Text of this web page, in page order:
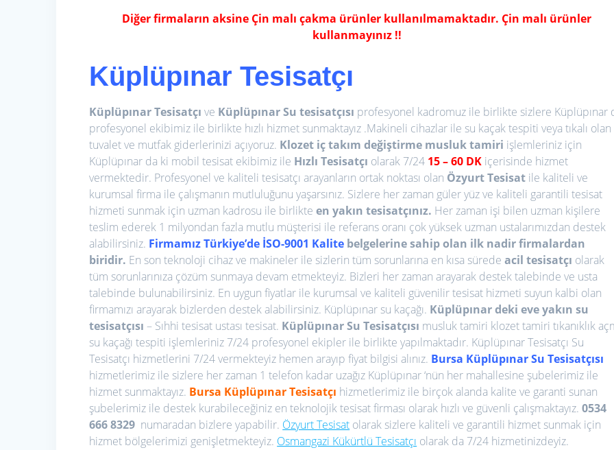
Diğer firmaların aksine Çin malı çakma ürünler kullanılmamaktadır. Çin malı ürünler
kullanmayınız !!
Küplüpınar Tesisatçı
Küplüpınar Tesisatçı ve Küplüpınar Su tesisatçısı profesyonel kadromuz ile birlikte sizlere Küplüpınar
profesyonel ekibimiz ile birlikte hızlı hizmet sunmaktayız .Makineli cihazlar ile su kaçak tespiti veya tıkalı olan
tuvalet ve mutfak giderlerinizi açıyoruz. Klozet iç takım değiştirme musluk tamiri işlemleriniz için
Küplüpınar da ki mobil tesisat ekibimiz ile Hızlı Tesisatçı olarak 7/24 15– 60 DK içerisinde hizmet
vermektedir. Profesyonel ve kaliteli tesisatçı arayanların ortak noktası olan Özyurt Tesisat ile kaliteli ve
kurumsal firma ile çalışmanın mutluluğunu yaşarsınız. Sizlere her zaman güler yüz ve kaliteli garantili tesisat
hizmeti sunmak için uzman kadrosu ile birlikteen yakın tesisatçınız. Her zaman işi bilen uzman kişilere
teslim ederek 1 milyondan fazla mutlu müşterisi ile referans oranı çok yüksek uzman ustalarımızdan destek
alabilirsiniz. Firmamız Türkiye’de İSO-9001 Kalite belgelerine sahip olan ilk nadir firmalardan
biridir. En son teknoloji cihaz ve makineler ile sizlerin tüm sorunlarına en kısa süredeacil tesisatçı olarak
tüm sorunlarınıza çözüm sunmaya devam etmekteyiz. Bizleri her zaman arayarak destek talebinde ve usta
talebinde bulunabilirsiniz. En uygun fiyatlar ile kurumsal ve kaliteli güvenilir tesisat hizmeti suyun kalbi olan
firmamızı arayarak bizlerden destek alabilirsiniz. Küplüpınar su kaçağı. Küplüpınar deki eve yakın su
tesisatçısı – Sıhhi tesisat ustası tesisat. Küplüpınar Su Tesisatçısı musluk tamiri klozet tamiri tıkanıklık
su kaçağı tespiti işlemleriniz 7/24 profesyonel ekipler ile birlikte yapılmaktadır. Küplüpınar Tesisatçı Su
Tesisatçı hizmetlerini 7/24 vermekteyiz hemen arayıp fiyat bilgisi alınız. Bursa Küplüpınar Su Tesisatçısı
hizmetlerimiz ile sizlere her zaman 1 telefon kadar uzağız Küplüpınar ‘nün her mahallesine şubelerimiz ile
hizmet sunmaktayız. Bursa KüplüpınarTesisatçı hizmetlerimiz ile birçok alanda kalite ve garanti sunan
şubelerimiz ile destek kurabileceğiniz en teknolojik tesisat firması olarak hızlı ve güvenli çalışmaktayız.0534
666 8329 numaradan bizlere yapabilir. Özyurt Tesisat olarak sizlere kaliteli ve garantili hizmet sunmak için
hizmet bölgelerimizi genişletmekteyiz. Osmangazi Kükürtlü Tesisatçı olarak da 7/24 hizmetinizdeyiz.